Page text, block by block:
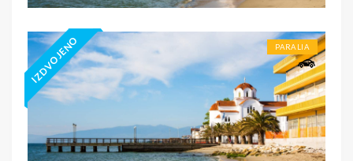
IZDVOJENO PARALIA